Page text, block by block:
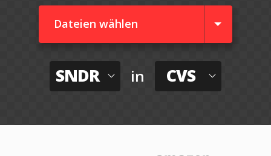
Dateien wählen
SNDR in CVS